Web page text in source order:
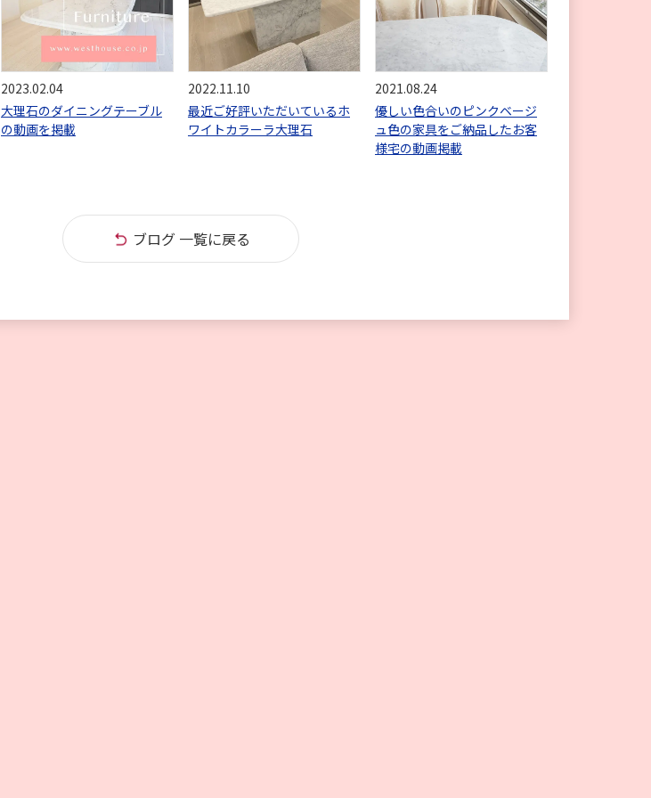
2023.02.04
大理石のダイニングテーブル
の動画を掲載
2022.11.10
最近ご好評いただいているホ
ワイトカラーラ大理石
2021.08.24
優しい色合いのピンクベージ
ュ色の家具をご納品したお客
様宅の動画掲載
ブログ 一覧に戻る